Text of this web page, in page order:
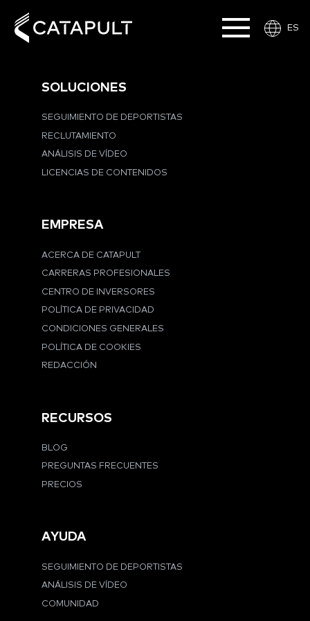
ES
SOLUCIONES
SEGUIMIENTO DE DEPORTISTAS
RECLUTAMIENTO
ANÁLISIS DE VÍDEO
LICENCIAS DE CONTENIDOS
EMPRESA
ACERCA DE CATAPULT
CARRERAS PROFESIONALES
CENTRO DE INVERSORES
POLÍTICA DE PRIVACIDAD
CONDICIONES GENERALES
POLÍTICA DE COOKIES
REDACCIÓN
RECURSOS
BLOG
PREGUNTAS FRECUENTES
PRECIOS
AYUDA
SEGUIMIENTO DE DEPORTISTAS
ANÁLISIS DE VÍDEO
COMUNIDAD